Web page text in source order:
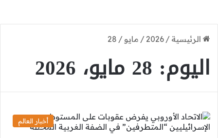
الرئيسية /
2026
/ مايو /
28
اليوم: 28 مايو، 2026
أخبار العالم